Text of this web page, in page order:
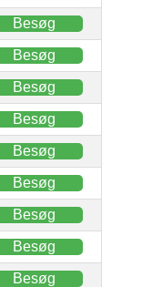
Besøg
Besøg
Besøg
Besøg
Besøg
Besøg
Besøg
Besøg
Besøg